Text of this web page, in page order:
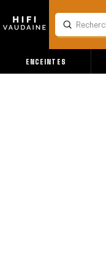
Search
Submit
ENCEINTES